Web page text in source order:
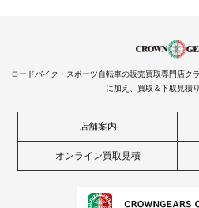
ロードバイク・スポーツ自転車の販売買取専門店
に加え、買取＆下取見積
店舗案内
オンライン買取見積